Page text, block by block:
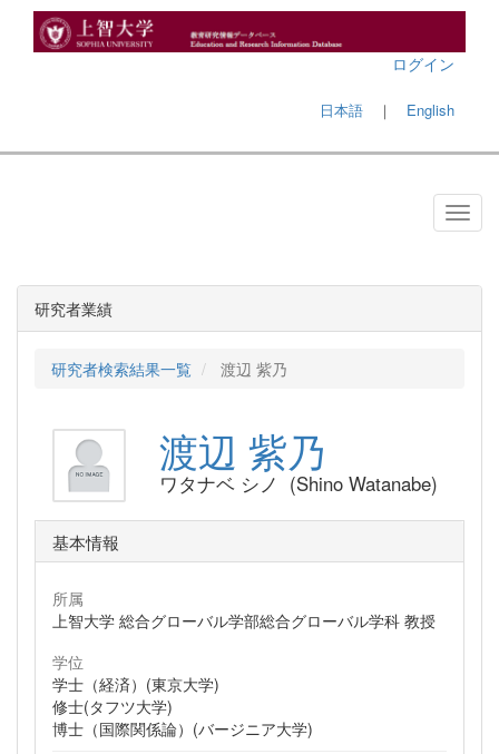
ログイン
日本語 ｜ English
研究者業績
研究者検索結果一覧 渡辺 紫乃
渡辺 紫乃
ワタナベ シノ (Shino Watanabe)
基本情報
所属
上智大学 総合グローバル学部総合グローバル学科 教授
学位
学士（経済）(東京大学)
修士(タフツ大学)
博士（国際関係論）(バージニア大学)